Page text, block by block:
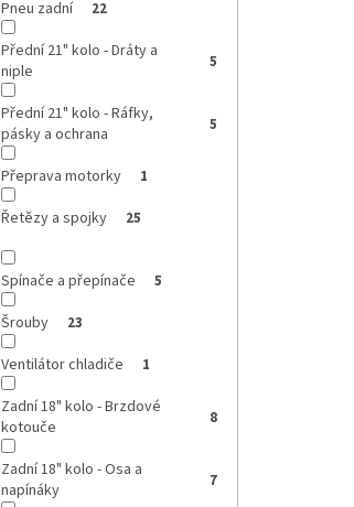
Pneu zadní 22
Přední 21" kolo - Dráty a
niple
5
Přední 21" kolo - Ráfky,
pásky a ochrana
5
Přeprava motorky 1
Řetězy a spojky 25
Spínače a přepínače 5
Šrouby 23
Ventilátor chladiče 1
Zadní 18" kolo - Brzdové
kotouče
8
Zadní 18" kolo - Osa a
napínáky
7